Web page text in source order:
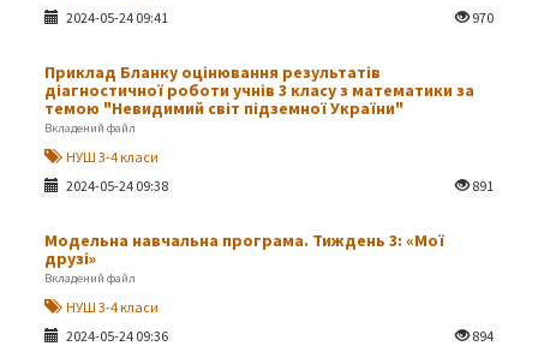
2024-05-24 09:41
970
Приклад Бланку оцінювання результатів
діагностичної роботи учнів 3 класу з математики за
темою "Невидимий світ підземної України"
Вкладений файл
НУШ 3-4 класи
2024-05-24 09:38
891
Модельна навчальна програма. Тиждень 3: «Мої
друзі»
Вкладений файл
НУШ 3-4 класи
2024-05-24 09:36
894